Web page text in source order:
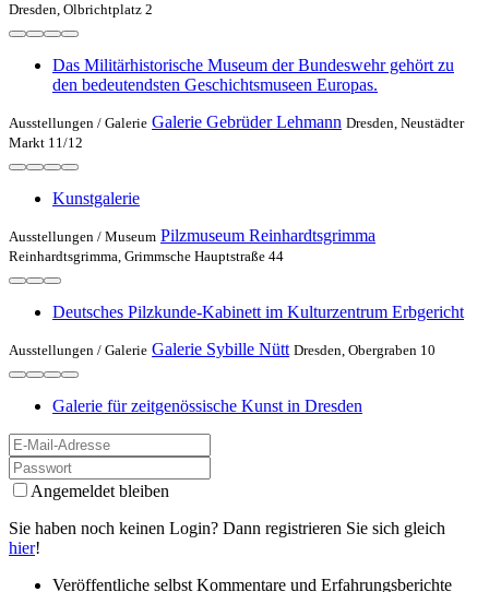
Dresden, Olbrichtplatz 2
Das Militärhistorische Museum der Bundeswehr gehört zu
den bedeutendsten Geschichtsmuseen Europas.
Ausstellungen / Galerie Galerie Gebrüder Lehmann Dresden, Neustädter
Markt 11/12
Kunstgalerie
Ausstellungen / Museum Pilzmuseum Reinhardtsgrimma
Reinhardtsgrimma, Grimmsche Hauptstraße 44
Deutsches Pilzkunde-Kabinett im Kulturzentrum Erbgericht
Ausstellungen / Galerie Galerie Sybille Nütt Dresden, Obergraben 10
Galerie für zeitgenössische Kunst in Dresden
Angemeldet bleiben
Sie haben noch keinen Login? Dann registrieren Sie sich gleich
hier!
Veröffentliche selbst Kommentare und Erfahrungsberichte